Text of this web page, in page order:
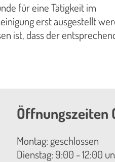
für eine Tätigkeit im
erst ausgestellt
ist, dass der
Öffnungszeiten
Montag: geschlossen
Dienstag: 9:00 - 12:00